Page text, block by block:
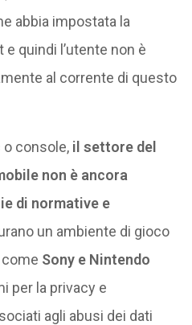
abbia impostata la
quindi l’utente non è
al corrente di questo
o console, il settore del
non è ancora
di normative e
un ambiente di gioco
Sony e Nintendo
per la privacy e
agli abusi dei dati